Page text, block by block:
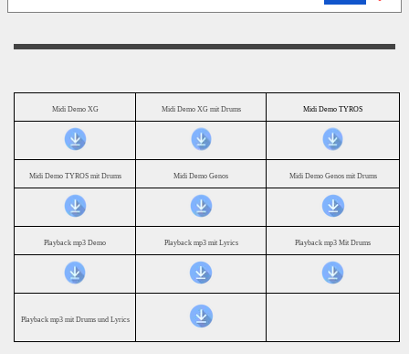
Midi Demo XG Midi Demo XG mit Drums Midi Demo TYROS
Midi Demo TYROS mit Drums Midi Demo Genos Midi Demo Genos mit Drums
Playback mp3 Demo Playback mp3 mit Lyrics Playback mp3 Mit Drums
Playback mp3 mit Drums und Lyrics